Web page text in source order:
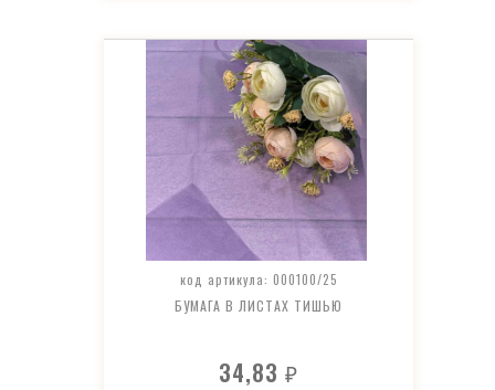
код артикула: 000100/25
БУМАГА В ЛИСТАХ ТИШЬЮ
34,83₽